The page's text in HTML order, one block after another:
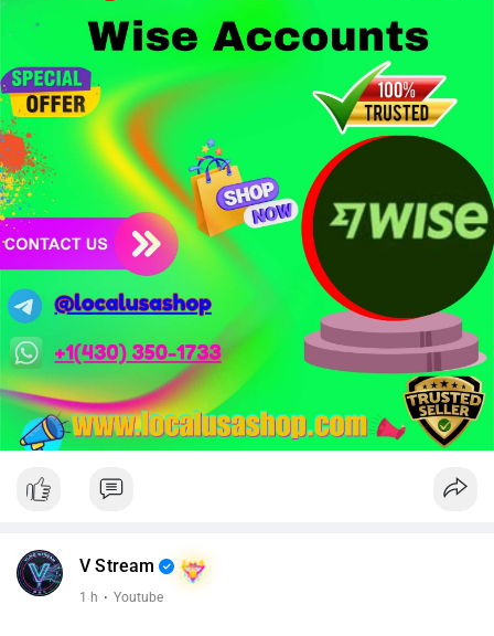
- Công nghệ & Bảo mật: BTCPay cảnh báo exploit mới trên
LND có thể đánh cắp thông tin đăng nhập Lightning Network,
người dùng cần cập nhật ngay. XRP Ledger đề xuất sửa đổi bảo
mật token hóa tài sản Wall Street trị giá 530 triệu USD.
Nhà đầu tư nên thận trọng với đòn bẩy cao khi Funding Rate
BTC chỉ ở mức 0.0035%. Vùng Fear hiện tại có thể là cơ hội
tích lũy dài hạn nhưng cần chờ xác nhận dòng tiền.
Xem chi tiết các bài viết đầy đủ tại dòng thời gian của Vlike.vn!
#whalealertbtc #clarityact #lightningexploit #bybitlazarus
#xrpledger
V Stream
1 h · Youtube